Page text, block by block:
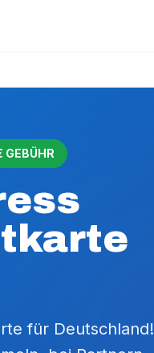
GEBÜHR
für Deutschland!